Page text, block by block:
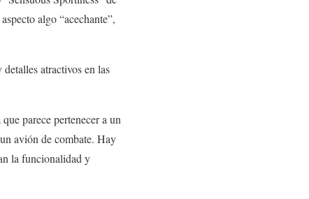
algo “acechante”,
atractivos en las
parece pertenecer a un
avión de combate. Hay
la funcionalidad y